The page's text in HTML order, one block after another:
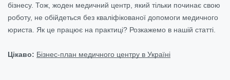
бізнесу. Тож, жоден медичний центр, який тільки починає свою
роботу, не обійдеться без кваліфікованої допомоги медичного
юриста. Як це працює на практиці? Розкажемо в нашій статті.
Цікаво: Бізнес-план медичного центру в Україні